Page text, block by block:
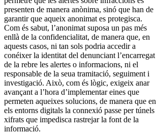
presenten de manera anònima, sinó que han de
garantir que aqueix anonimat es protegisca.
Com és sabut, l’anonimat suposa un pas més
enllà de la confidencialitat, de manera que, en
aquests casos, ni tan sols podria accedir a
conéixer la identitat del denunciant l’encarregat
de la rebre les alertes o informacions, ni el
responsable de la seua tramitació, seguiment i
investigació. Això, com és lògic, exigeix anar
avançant a l’hora d’implementar eines que
permeten aqueixes solucions, de manera que en
els entorns digitals la connexió passe per túnels
xifrats que impedisca rastrejar la font de la
informació.